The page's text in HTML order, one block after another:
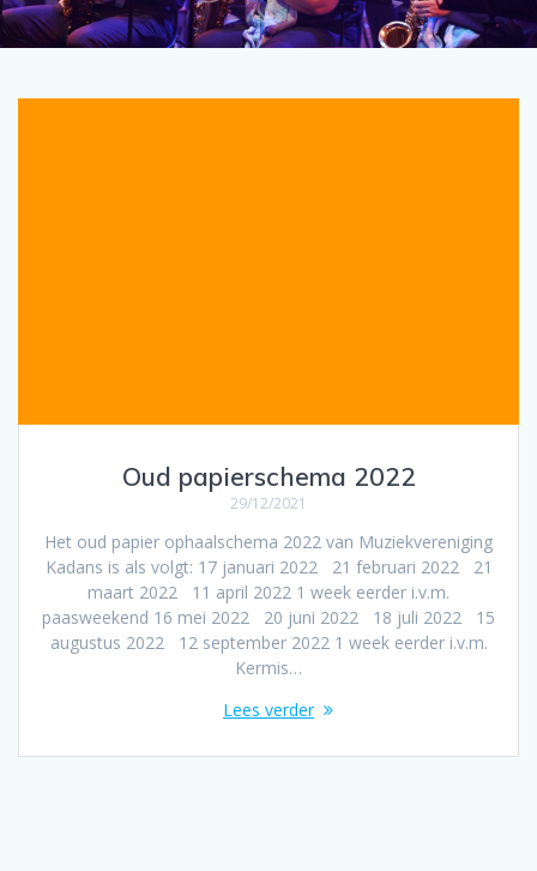
Oud papierschema 2022
29/12/2021
Het oud papier ophaalschema 2022 van Muziekvereniging
Kadans is als volgt: 17 januari 2022 21 februari 2022 21
maart 2022 11 april 2022 1 week eerder i.v.m.
paasweekend 16 mei 2022 20 juni 2022 18 juli 2022 15
augustus 2022 12 september 2022 1 week eerder i.v.m.
Kermis…
Lees verder